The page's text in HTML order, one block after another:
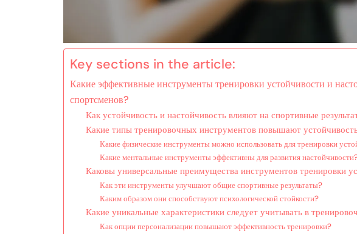
Key sections in the article:
Какие эффективные инструменты тренировки устойчивости и
спортсменов?
Как устойчивость и настойчивость влияют на спортивные
Какие типы тренировочных инструментов повышают
Какие физические инструменты можно использовать для тренировки
Какие ментальные инструменты эффективны для развития
Каковы универсальные преимущества инструментов тренировки
Как эти инструменты улучшают общие спортивные результаты?
Каким образом они способствуют психологической стойкости?
Какие уникальные характеристики следует учитывать в
Как опции персонализации повышают эффективность тренировки?